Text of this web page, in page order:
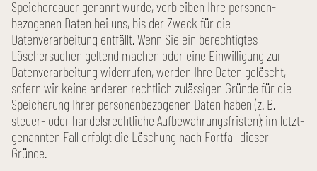
Speicher­dauer genannt wurde, verbleiben Ihre personen­
bezogenen Daten bei uns, bis der Zweck für die
Datenverarbeitung entfällt. Wenn Sie ein berechtigtes
Löschersuchen geltend machen oder eine Einwilligung zur
Daten­verarbeitung widerrufen, werden Ihre Daten gelöscht,
sofern wir keine anderen rechtlich zulässigen Gründe für die
Speicherung Ihrer personen­bezogenen Daten haben (z. B.
steuer- oder handelsrechtliche Aufbewahrungsfristen); im letzt­
genannten Fall erfolgt die Löschung nach Fortfall dieser
Gründe.